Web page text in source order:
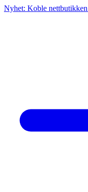
Nyhet: Koble